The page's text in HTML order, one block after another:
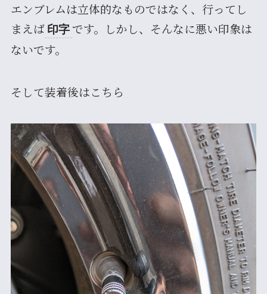
エンブレムは立体的なものではなく、行ってし
まえば 印字 です。しかし、そんなに悪い印象は
ないです。
そして装着後はこちら